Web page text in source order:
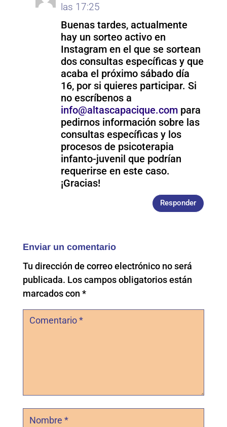
las 17:25
Buenas tardes, actualmente
hay un sorteo activo en
Instagram en el que se sortean
dos consultas específicas y que
acaba el próximo sábado día
16, por si quieres participar. Si
no escríbenos a
info@altascapacique.compara
pedirnos información sobre las
consultas específicas y los
procesos de psicoterapia
infanto-juvenil que podrían
requerirse en este caso.
¡Gracias!
Responder
Enviar un comentario
Tu dirección de correo electrónico no será
publicada. Los campos obligatorios están
marcados con *